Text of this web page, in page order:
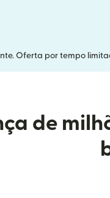
Oferta por tempo
de